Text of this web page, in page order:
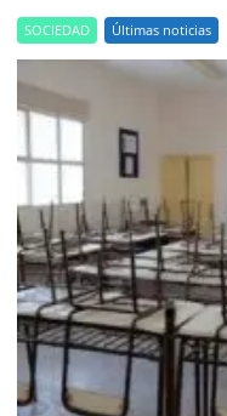
SOCIEDAD Últimas noticias